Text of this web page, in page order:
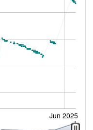
Jun 2025